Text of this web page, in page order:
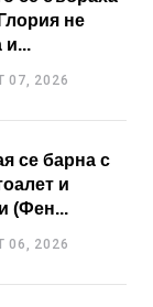
не
и...
07, 2026
се барна с
и
(Фен...
06, 2026